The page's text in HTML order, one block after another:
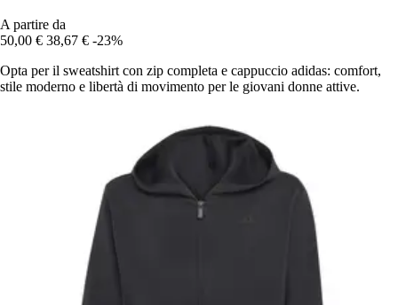
A partire da
50,00 € 38,67 € -23%
Opta per il sweatshirt con zip completa e cappuccio adidas: comfort,
stile moderno e libertà di movimento per le giovani donne attive.